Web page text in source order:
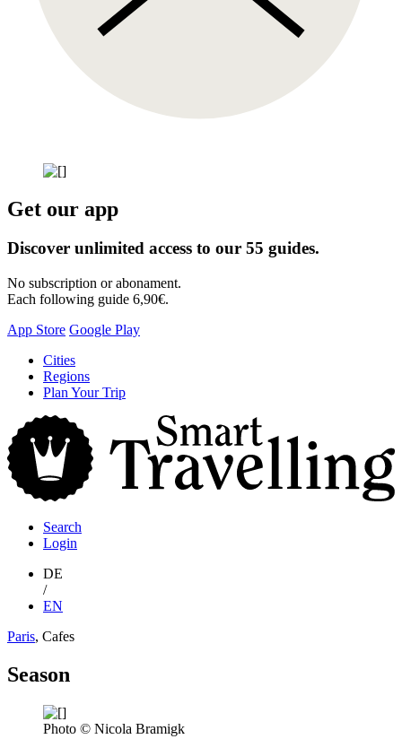
Get our app
Discover unlimited access to our 55 guides.
No subscription or abonament.
Each following guide 6,90€.
App Store Google Play
Skip
content
Cities
Regions
Plan Your Trip
Search
Login
DE
/
EN
Paris, Cafes
Season
Photo © Nicola Bramigk